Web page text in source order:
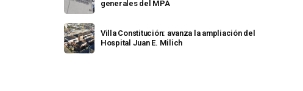
generales del MPA
Villa Constitución: avanza la ampliación del
Hospital Juan E. Milich